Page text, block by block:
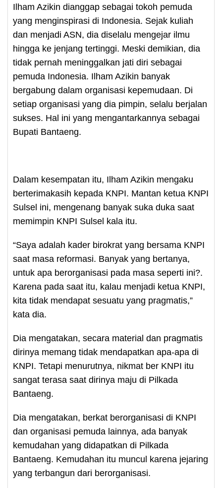
Ilham Azikin dianggap sebagai tokoh pemuda
yang menginspirasi di Indonesia. Sejak kuliah
dan menjadi ASN, dia diselalu mengejar ilmu
hingga ke jenjang tertinggi. Meski demikian, dia
tidak pernah meninggalkan jati diri sebagai
pemuda Indonesia. Ilham Azikin banyak
bergabung dalam organisasi kepemudaan. Di
setiap organisasi yang dia pimpin, selalu berjalan
sukses. Hal ini yang mengantarkannya sebagai
Bupati Bantaeng.
Dalam kesempatan itu, Ilham Azikin mengaku
berterimakasih kepada KNPI. Mantan ketua KNPI
Sulsel ini, mengenang banyak suka duka saat
memimpin KNPI Sulsel kala itu.
“Saya adalah kader birokrat yang bersama KNPI
saat masa reformasi. Banyak yang bertanya,
untuk apa berorganisasi pada masa seperti ini?.
Karena pada saat itu, kalau menjadi ketua KNPI,
kita tidak mendapat sesuatu yang pragmatis,”
kata dia.
Dia mengatakan, secara material dan pragmatis
dirinya memang tidak mendapatkan apa-apa di
KNPI. Tetapi menurutnya, nikmat ber KNPI itu
sangat terasa saat dirinya maju di Pilkada
Bantaeng.
Dia mengatakan, berkat berorganisasi di KNPI
dan organisasi pemuda lainnya, ada banyak
kemudahan yang didapatkan di Pilkada
Bantaeng. Kemudahan itu muncul karena jejaring
yang terbangun dari berorganisasi.